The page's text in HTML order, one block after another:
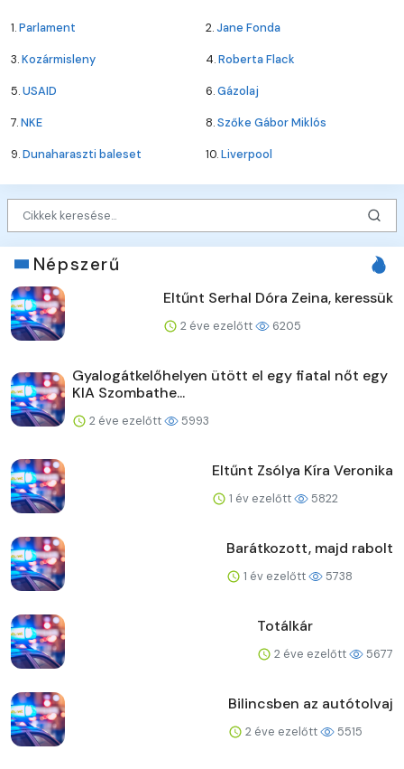
1.Parlament 2.Jane Fonda
3.Kozármisleny 4.Roberta Flack
5.USAID 6.Gázolaj
7.NKE 8.Szőke Gábor Miklós
9.Dunaharaszti baleset 10.Liverpool
Népszerű
Eltűnt Serhal Dóra Zeina, keressük
2 éve ezelőtt 6205
Gyalogátkelőhelyen ütött el egy fiatal nőt egy
KIA Szombathe...
2 éve ezelőtt 5993
Eltűnt Zsólya Kíra Veronika
1 év ezelőtt 5822
Barátkozott, majd rabolt
1 év ezelőtt 5738
Totálkár
2 éve ezelőtt 5677
Bilincsben az autótolvaj
2 éve ezelőtt 5515